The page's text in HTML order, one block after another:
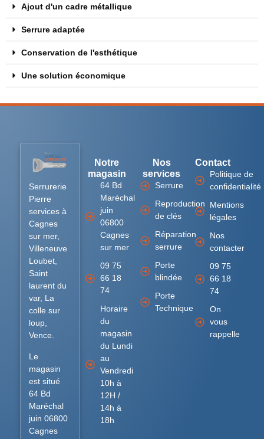
Ajout d'un cadre métallique
Serrure adaptée
Conservation de l'esthétique
Une solution économique
Serrurerie
Pierre
services à
Cagnes
sur mer,
Villeneuve
Loubet,
Saint
laurent du
var, La
colle sur
loup,
Vence.
Le
magasin
est situé
64 Bd
Maréchal
juin 06800
Cagnes
Notre
magasin
64 Bd
Maréchal
juin
06800
Cagnes
sur mer
09 75
66 18
74
Horaire
du
magasin
du Lundi
au
Vendredi
10h à
12H /
14h à
18h
Nos
services
Serrure
Reproduction
de clés
Réparation
serrure
Porte
blindée
Porte
Technique
Contact
Politique de
confidentialité
Mentions
légales
Nos
contacter
09 75
66 18
74
On
vous
rappelle